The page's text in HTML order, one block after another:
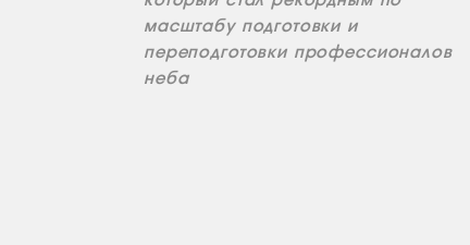
масштабу подготовки и
переподготовки профессионалов
неба